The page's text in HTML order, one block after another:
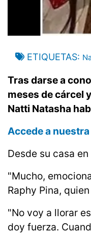
ETIQUETAS
Tras darse a
meses de cárcel
Natti Natasha
Accede a
Desde su casa
"Mucho,
Raphy Pina,
"No voy a llorar
doy fuerza.